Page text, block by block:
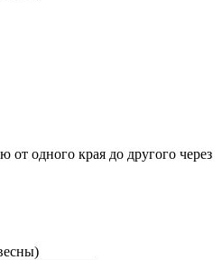
от одного края до другого через